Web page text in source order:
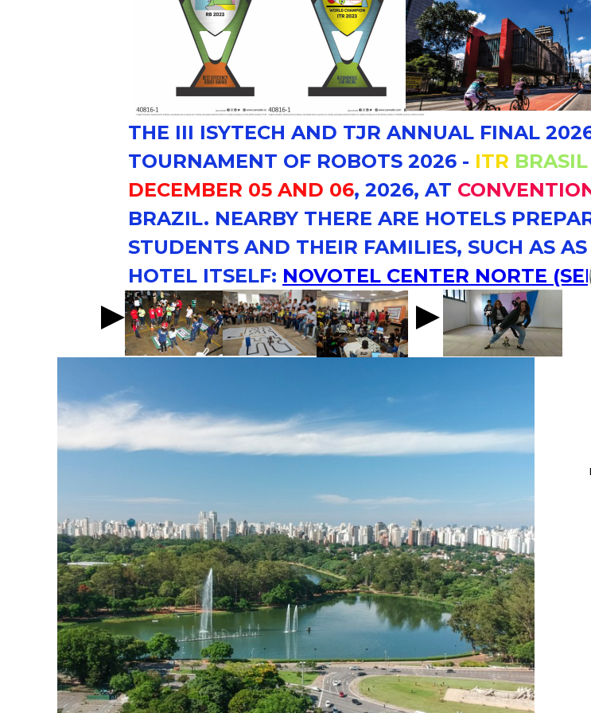
THE III ISYTECH AND TJR ANNUAL FINAL
TOURNAMENT OF ROBOTS 2026 - ITR BRASIL
DECEMBER 05 AND 06, 2026, AT
BRAZIL. NEARBY THERE ARE HOTELS
STUDENTS AND THEIR FAMILIES, SUCH AS
HOTEL ITSELF: NOVOTEL CENTER NORTE
NOVOTELCENTER NORTE.